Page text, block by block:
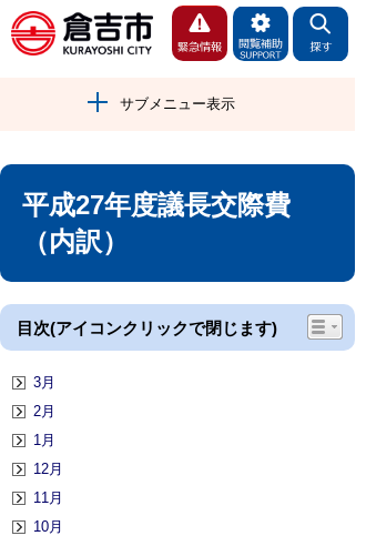
サブメニュー表示
平成27年度議長交際費
（内訳）
目次(アイコンクリックで閉じます)
3月
2月
1月
12月
11月
10月